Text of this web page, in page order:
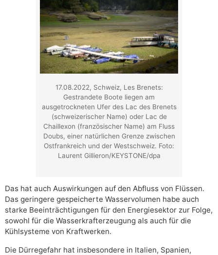
17.08.2022, Schweiz, Les Brenets:
Gestrandete Boote liegen am
ausgetrockneten Ufer des Lac des Brenets
(schweizerischer Name) oder Lac de
Chaillexon (französischer Name) am Fluss
Doubs, einer natürlichen Grenze zwischen
Ostfrankreich und der Westschweiz. Foto:
Laurent Gillieron/KEYSTONE/dpa
Das hat auch Auswirkungen auf den Abfluss von Flüssen.
Das geringere gespeicherte Wasservolumen habe auch
starke Beeinträchtigungen für den Energiesektor zur Folge,
sowohl für die Wasserkrafterzeugung als auch für die
Kühlsysteme von Kraftwerken.
Die Dürregefahr hat insbesondere in Italien, Spanien,